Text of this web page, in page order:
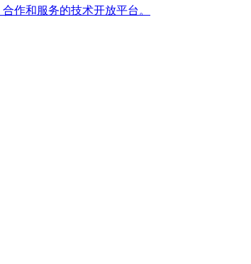
作和服务的技术开放平台。